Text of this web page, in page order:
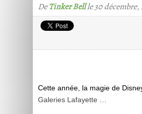
DeTinker Bellle 30 décembre,
Cette année, la magie de
Galeries Lafayette …